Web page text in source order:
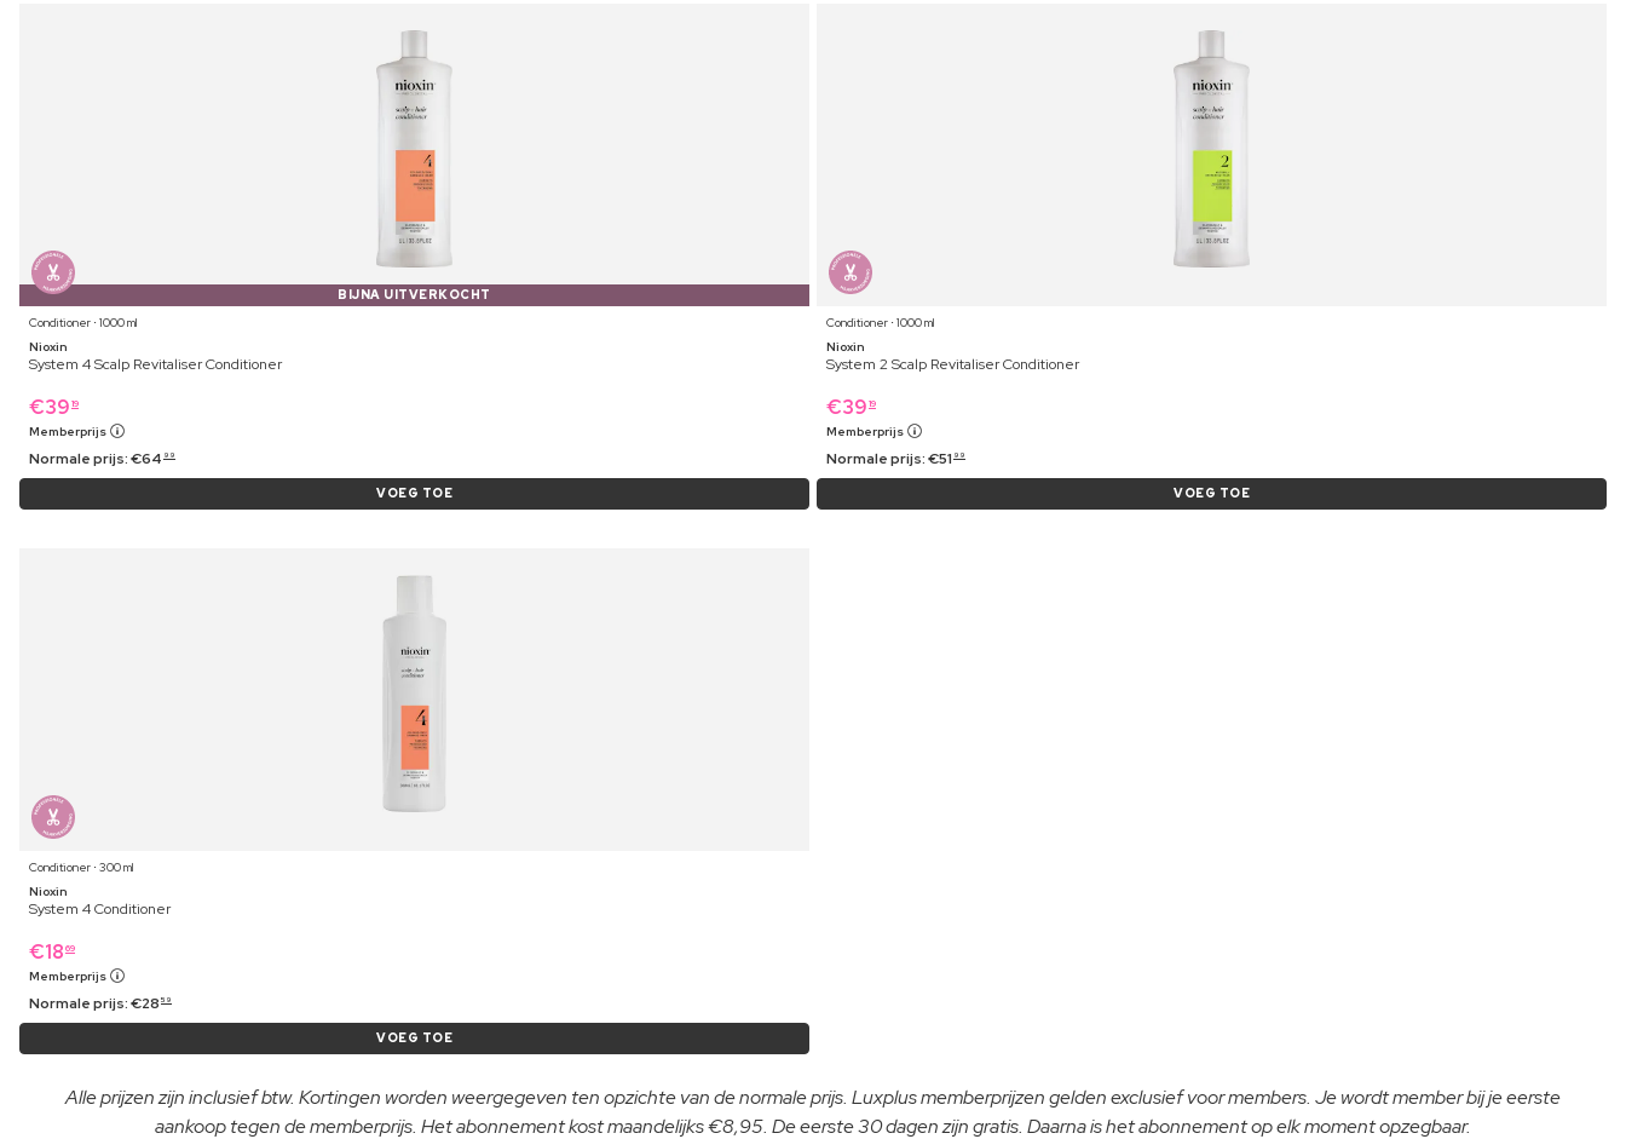
BIJNA UITVERKOCHT
Conditioner ⋅ 1000 ml
Nioxin
System 4 Scalp Revitaliser Conditioner
€39 19
Memberprijs
Normale prijs:€64 99
VOEG TOE
Conditioner ⋅ 1000 ml
Nioxin
System 2 Scalp Revitaliser Conditioner
€39 19
Memberprijs
Normale prijs:€51 99
VOEG TOE
Conditioner ⋅ 300 ml
Nioxin
System 4 Conditioner
€18 69
Memberprijs
Normale prijs:€28 59
VOEG TOE
Alle prijzen zijn inclusief btw. Kortingen worden weergegeven ten opzichte van de normale prijs. Luxplus memberprijzen gelden exclusief voor members. Je wordt member bij je eerste
aankoop tegen de memberprijs. Het abonnement kost maandelijks €8,95. De eerste 30 dagen zijn gratis. Daarna is het abonnement op elk moment opzegbaar.